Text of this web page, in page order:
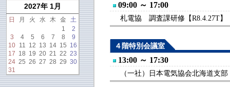
09:00 ～ 17:00
札電協 調査課研修【R8.4.27T】
４階特別会議室
13:00 ～ 17:30
（一社）日本電気協会北海道支部
2027年 1月
日 月 火 水 木 金
土
1
2
3
4 5 6 7 8
9
10 11 12 13 14 15 16
17 18 19 20 21 22 23
24 25 26 27 28 29 30
31